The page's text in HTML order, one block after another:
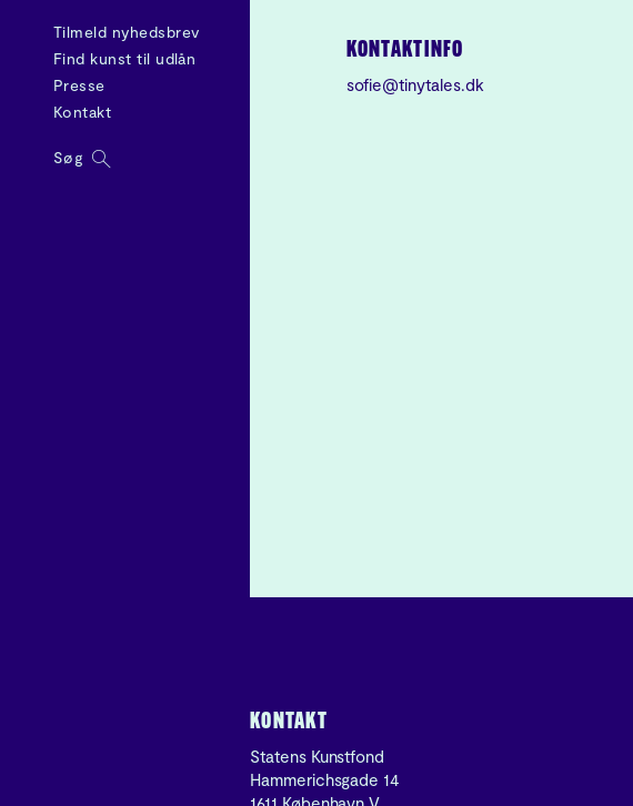
Tilmeld nyhedsbrev
Find kunst til udlån
Presse
Kontakt
Søg
KONTAKTINFO
sofie@tinytales.dk
KONTAKT
Statens Kunstfond
Hammerichsgade 14